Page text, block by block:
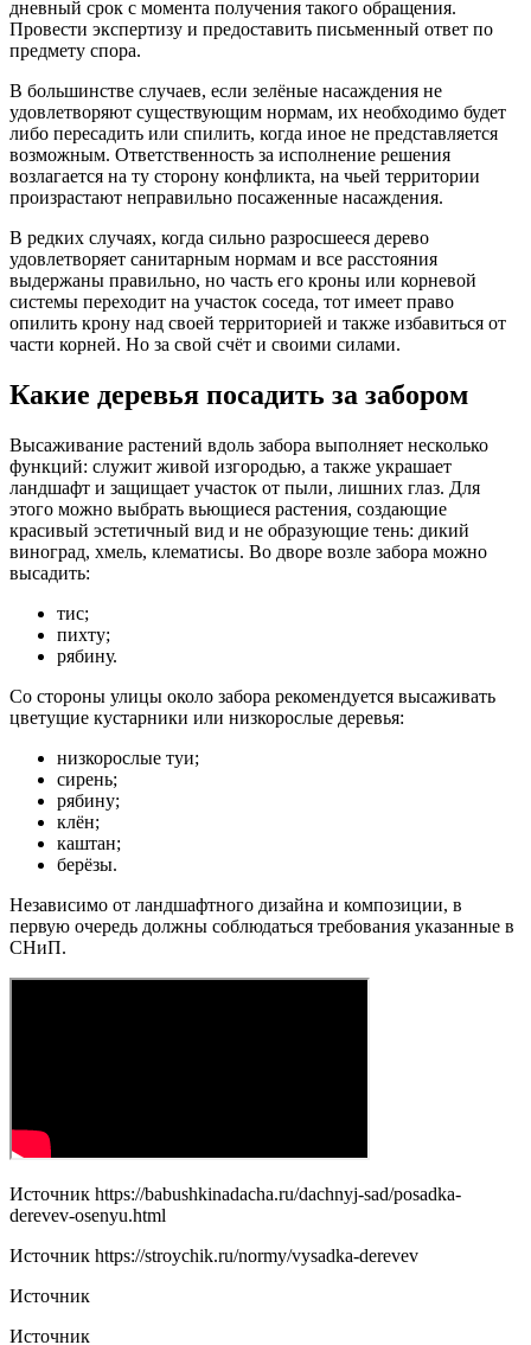
дневный срок с момента получения такого обращения.
Провести экспертизу и предоставить письменный ответ по
предмету спора.
В большинстве случаев, если зелёные насаждения не
удовлетворяют существующим нормам, их необходимо будет
либо пересадить или спилить, когда иное не представляется
возможным. Ответственность за исполнение решения
возлагается на ту сторону конфликта, на чьей территории
произрастают неправильно посаженные насаждения.
В редких случаях, когда сильно разросшееся дерево
удовлетворяет санитарным нормам и все расстояния
выдержаны правильно, но часть его кроны или корневой
системы переходит на участок соседа, тот имеет право
опилить крону над своей территорией и также избавиться от
части корней. Но за свой счёт и своими силами.
Какие деревья посадить за забором
Высаживание растений вдоль забора выполняет несколько
функций: служит живой изгородью, а также украшает
ландшафт и защищает участок от пыли, лишних глаз. Для
этого можно выбрать вьющиеся растения, создающие
красивый эстетичный вид и не образующие тень: дикий
виноград, хмель, клематисы. Во дворе возле забора можно
высадить:
тис;
пихту;
рябину.
Со стороны улицы около забора рекомендуется высаживать
цветущие кустарники или низкорослые деревья:
низкорослые туи;
сирень;
рябину;
клён;
каштан;
берёзы.
Независимо от ландшафтного дизайна и композиции, в
первую очередь должны соблюдаться требования указанные в
СНиП.
Источник https://babushkinadacha.ru/dachnyj-sad/posadka-
derevev-osenyu.html
Источник https://stroychik.ru/normy/vysadka-derevev
Источник
Источник